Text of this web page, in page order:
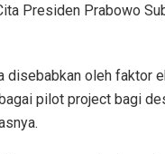
Presiden Prabowo
disebabkan oleh faktor
pilot project bagi